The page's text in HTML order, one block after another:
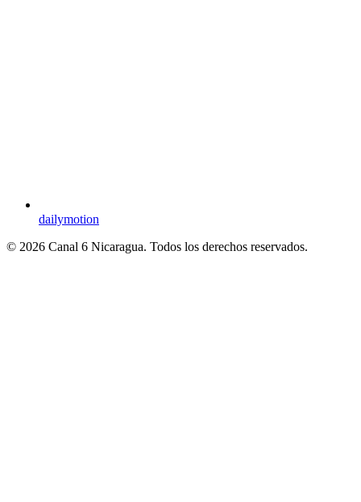
dailymotion
© 2026 Canal 6 Nicaragua. Todos los derechos reservados.